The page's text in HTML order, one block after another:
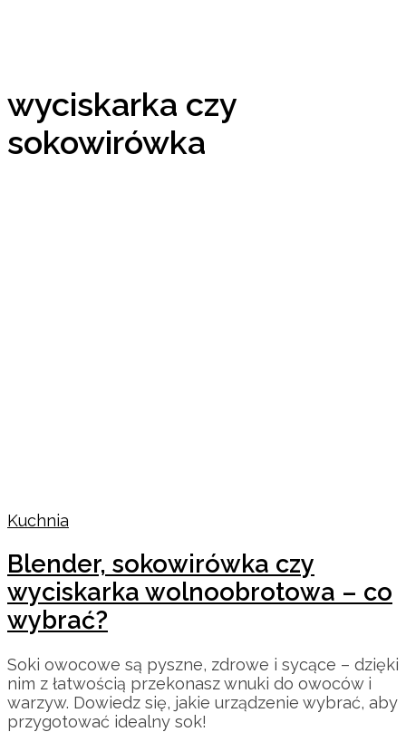
wyciskarka czy
sokowirówka
Kuchnia
Blender, sokowirówka czy
wyciskarka wolnoobrotowa – co
wybrać?
Soki owocowe są pyszne, zdrowe i sycące – dzięki
nim z łatwością przekonasz wnuki do owoców i
warzyw. Dowiedz się, jakie urządzenie wybrać, aby
przygotować idealny sok!